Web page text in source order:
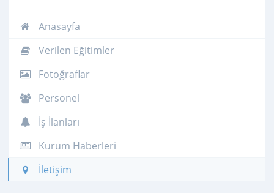
Anasayfa
Verilen Eğitimler
Fotoğraflar
Personel
İş İlanları
Kurum Haberleri
İletişim